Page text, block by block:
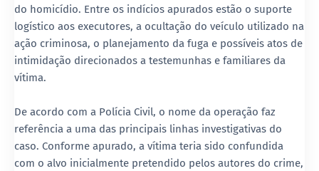
do homicídio. Entre os indícios apurados estão o suporte
logístico aos executores, a ocultação do veículo utilizado na
ação criminosa, o planejamento da fuga e possíveis atos de
intimidação direcionados a testemunhas e familiares da
vítima.
De acordo com a Polícia Civil, o nome da operação faz
referência a uma das principais linhas investigativas do
caso. Conforme apurado, a vítima teria sido confundida
com o alvo inicialmente pretendido pelos autores do crime,